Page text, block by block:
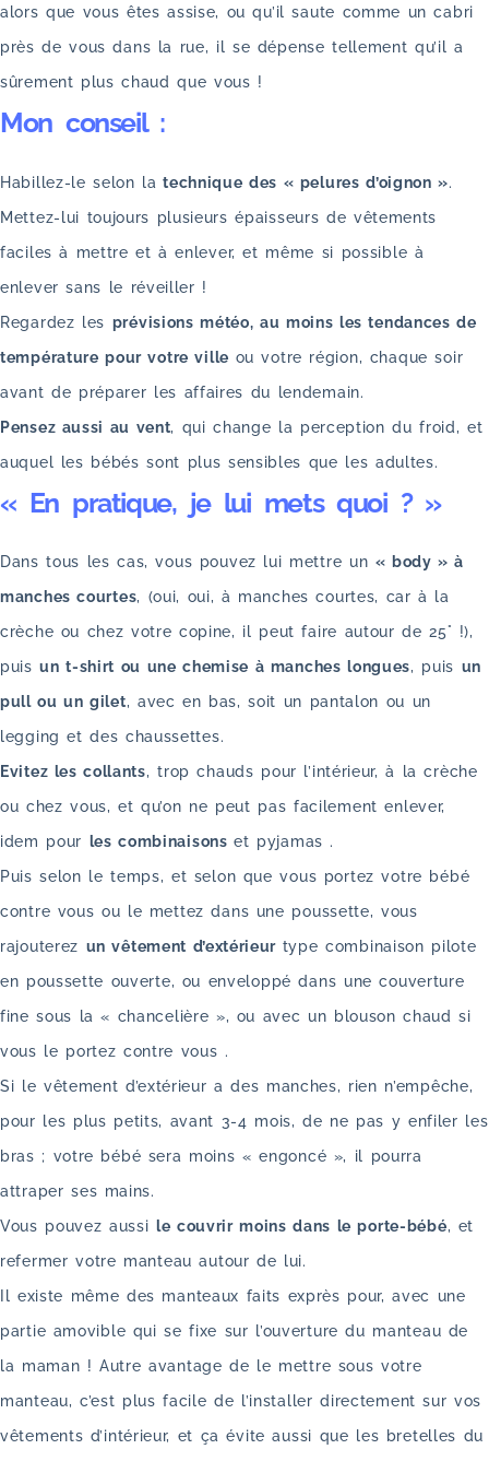
alors que vous êtes assise, ou qu’il saute comme un cabri
près de vous dans la rue, il se dépense tellement qu’il a
sûrement plus chaud que vous !
Mon conseil :
Habillez-le selon la technique des « pelures d’oignon ».
Mettez-lui toujours plusieurs épaisseurs de vêtements
faciles à mettre et à enlever, et même si possible à
enlever sans le réveiller !
Regardez les prévisions météo, au moins les tendances de
température pour votre ville ou votre région, chaque soir
avant de préparer les affaires du lendemain.
Pensez aussi au vent, qui change la perception du froid, et
auquel les bébés sont plus sensibles que les adultes.
« En pratique, je lui mets quoi ? »
Dans tous les cas, vous pouvez lui mettre un « body » à
manches courtes, (oui, oui, à manches courtes, car à la
crèche ou chez votre copine, il peut faire autour de 25° !),
puisun t-shirt ou une chemise à manches longues, puis un
pull ou un gilet, avec en bas, soit un pantalon ou un
legging et des chaussettes.
Evitez les collants, trop chauds pour l’intérieur, à la crèche
ou chez vous, et qu’on ne peut pas facilement enlever,
idem pour les combinaisonset pyjamas .
Puis selon le temps, et selon que vous portez votre bébé
contre vous ou le mettez dans une poussette, vous
rajouterez un vêtement d’extérieur type combinaison pilote
en poussette ouverte, ou enveloppé dans une couverture
fine sous la « chancelière », ou avec un blouson chaud si
vous le portez contre vous .
Si le vêtement d’extérieur a des manches, rien n’empêche,
pour les plus petits, avant 3-4 mois, de ne pas y enfiler les
bras ; votre bébé sera moins « engoncé », il pourra
attraper ses mains.
Vous pouvez aussi le couvrir moins dans le porte-bébé, et
refermer votre manteau autour de lui.
Il existe même des manteaux faits exprès pour, avec une
partie amovible qui se fixe sur l’ouverture du manteau de
la maman ! Autre avantage de le mettre sous votre
manteau, c’est plus facile de l’installer directement sur vos
vêtements d’intérieur, et ça évite aussi que les bretelles du